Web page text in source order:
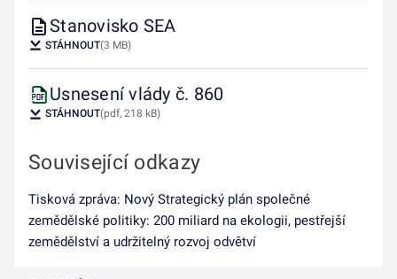
Stanovisko SEA
STÁHNOUT(3 MB)
Usnesení vlády č. 860
STÁHNOUT(pdf, 218 kB)
Související odkazy
Tisková zpráva: Nový Strategický plán společné
zemědělské politiky: 200 miliard na ekologii, pestřejší
zemědělství a udržitelný rozvoj odvětví